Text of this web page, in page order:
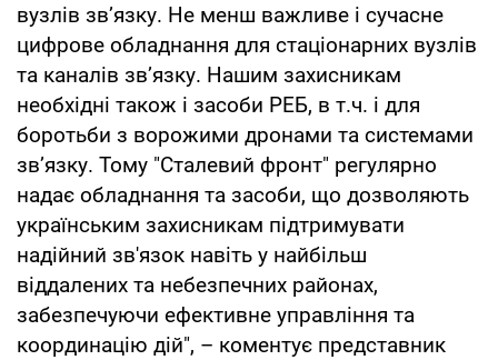
вузлів зв’язку. Не менш важливе і сучасне
цифрове обладнання для стаціонарних вузлів
та каналів звʼязку. Нашим захисникам
необхідні також і засоби РЕБ, в т.ч. і для
боротьби з ворожими дронами та системами
звʼязку. Тому "Сталевий фронт" регулярно
надає обладнання та засоби, що дозволяють
українським захисникам підтримувати
надійний зв'язок навіть у найбільш
віддалених та небезпечних районах,
забезпечуючи ефективне управління та
координацію дій", – коментує представник